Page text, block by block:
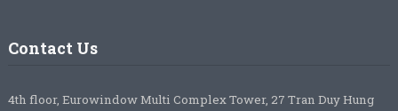
Contact Us
4th floor, Eurowindow Multi Complex Tower, 27 Tran Duy Hung